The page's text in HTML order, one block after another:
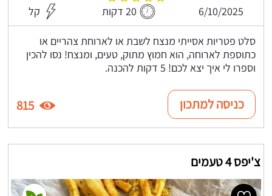
6/10/2025 20 דקות קל
סלט פטריות אסייתי מנצח לשבת או לארוחת צהריים או
כתוספת לארוחה, הוא חמוץ מתוק, טעים, ומנצח! נסו להכין
וספרו לי איך יצא לכם! 5 דקות להכנה.
כניסה למתכון 815
צ'יפס 4 טעמים